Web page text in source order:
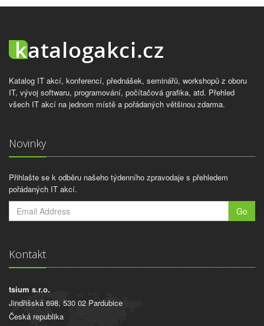
Katalog IT akcí, konferencí, přednášek, seminářů, workshopů z oboru
IT, vývoj softwaru, programování, počítačová grafika, atd. Přehled
všech IT akcí na jednom místě a pořádaných většinou zdarma.
Novinky
Přihlašte se k odběru našeho týdenního zpravodaje s přehledem
pořádaných IT akcí.
Go
Kontakt
tsium s.r.o.
Jindřišská 698, 530 02 Pardubice
Česká republika